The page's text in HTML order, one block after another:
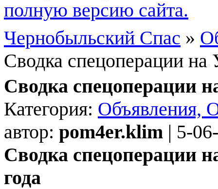
полную версию сайта.
Чернобыльский Спас »
Сводка спецоперации на
Сводка спецоперации
Категория: Объявления,
автор: pom4er.klim | 5-
Сводка спецоперации
года